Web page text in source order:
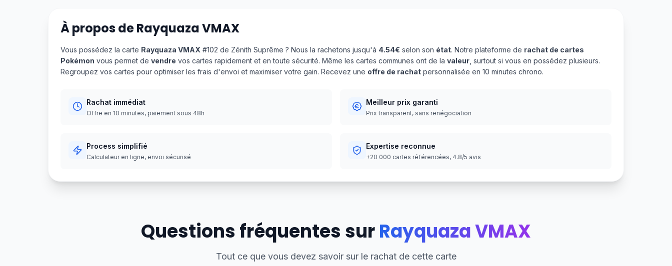
À propos deRayquaza VMAX
Vous possédez la carte Rayquaza VMAX #102 de Zénith Suprême ? Nous la rachetons jusqu'à 4.54€ selon son état. Notre plateforme de rachat de cartes
Pokémon vous permet de vendre vos cartes rapidement et en toute sécurité. Même les cartes communes ont de la valeur , surtout si vous en possédez plusieurs.
Regroupez vos cartes pour optimiser les frais d'envoi et maximiser votre gain. Recevez une offre de rachat personnalisée en 10 minutes chrono.
Rachat immédiat
Offre en 10 minutes, paiement sous 48h
Meilleur prix garanti
Prix transparent, sans renégociation
Process simplifié
Calculateur en ligne, envoi sécurisé
Expertise reconnue
+20 000 cartes référencées, 4.8/5 avis
Questions fréquentes surRayquaza VMAX
Tout ce que vous devez savoir sur le rachat de cette carte